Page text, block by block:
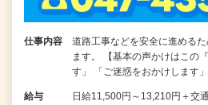
仕事内容
道路工事などを安全に進める
ます。 【基本の声かけはこの
す」 「ご迷惑をおかけします
給与
日給11,500円～13,210円＋